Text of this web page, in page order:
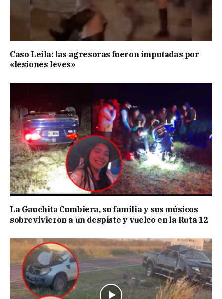
Caso Leila: las agresoras fueron imputadas por
«lesiones leves»
La Gauchita Cumbiera, su familia y sus músicos
sobrevivieron a un despiste y vuelco en la Ruta 12